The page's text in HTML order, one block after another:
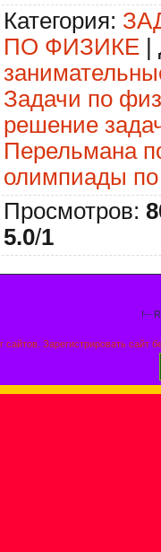
Категория:
ПО ФИЗИКЕ |
Задачи по
решение
Перельмана
олимпиады
Просмотров:
5.0/1
!--